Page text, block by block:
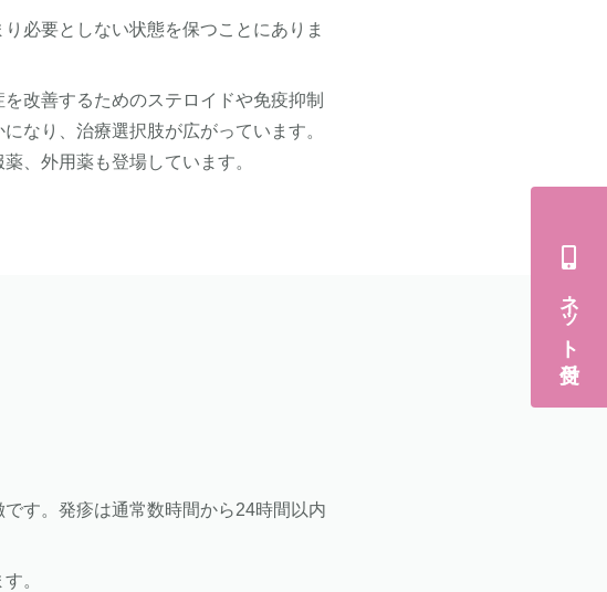
ネット受付
必要としない状態を保つことにありま
改善するためのステロイドや免疫抑制
なり、治療選択肢が広がっています。
、外用薬も登場しています。
す。発疹は通常数時間から24時間以内
。